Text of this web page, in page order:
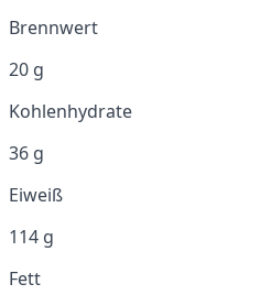
Brennwert
20 g
Kohlenhydrate
36 g
Eiweiß
114 g
Fett